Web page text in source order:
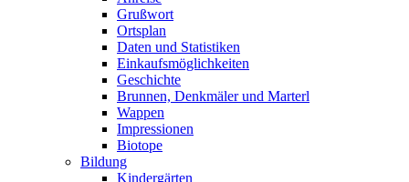
Grußwort
Ortsplan
Daten und Statistiken
Einkaufsmöglichkeiten
Geschichte
Brunnen, Denkmäler und Marterl
Wappen
Impressionen
Biotope
Bildung
Kindergärten